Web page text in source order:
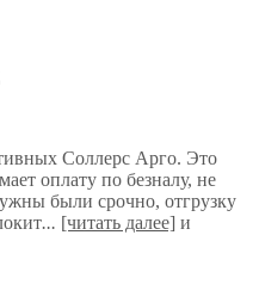
Соллерс Арго. Это
оплату по безналу, не
были срочно, отгрузку
... [читать далее] и